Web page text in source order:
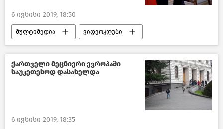
6 ივნისი 2019, 18:50
მულტიმედია ვიდეოკლუბი
სახალისო და საინტერესო ვიდეოები
ქართველი მეცნიერი ევროპაში
საუკეთესოდ დასახელდა
6 ივნისი 2019, 18:35